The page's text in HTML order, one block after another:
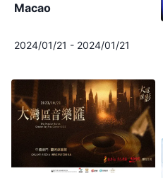
Macao
2024/01/21 - 2024/01/21